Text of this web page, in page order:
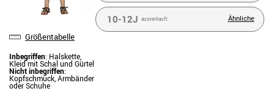
Größentabelle
Inbegriffen: Halskette,
Kleid mit Schal und Gürtel
Nicht inbegriffen:
Kopfschmuck, Armbänder
oder Schuhe
10-12J ausverkauft Ähnliche